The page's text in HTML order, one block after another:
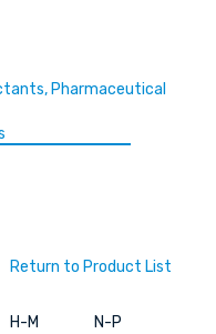
Pharmaceutical
Return to Product List
H-M N-P